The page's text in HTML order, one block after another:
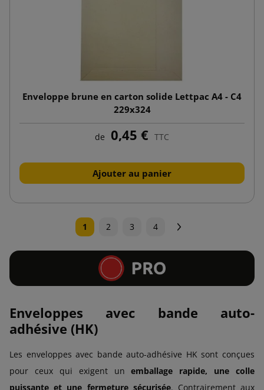
Enveloppe brune en carton solide Lettpac A4 - C4
229x324
de 0,45 € TTC
Ajouter au panier
1 2 3 4
Enveloppes avec bande auto-
adhésive (HK)
Les enveloppes avec bande auto-adhésive HK sont conçues
pour ceux qui exigent unemballage rapide, une colle
puissante et une fermeture sécurisée. Contrairement aux